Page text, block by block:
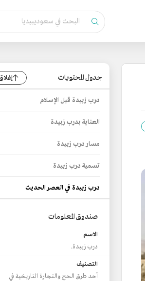
جدول المحتويات
درب زبيدة قبل الإسلام
العناية بدرب زبيدة
مسار درب زبيدة
تسمية درب زبيدة
درب زبيدة في العصر الحديث
صندوق المعلومات
الاسم
درب زبيدة.
التصنيف
أحد طرق الحج والتجارة التاريخية في